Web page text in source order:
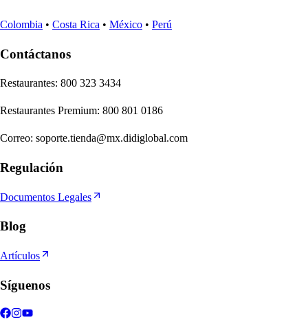
Colombia • Costa Rica • México • Perú
Contáctanos
Restaurantes: 800 323 3434
Restaurantes Premium: 800 801 0186
Correo: soporte.tienda@mx.didiglobal.com
Regulación
Documentos Legales
Blog
Artículos
Síguenos